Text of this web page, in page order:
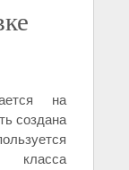
на
создана
класса